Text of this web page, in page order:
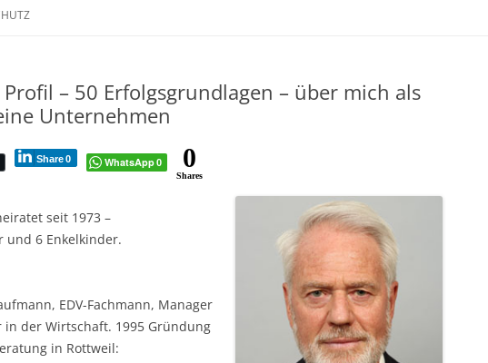
Profil – 50 Erfolgsgrundlagen – über mich als
Unternehmen
Share0 WhatsApp0 0
Shares
seit 1973 –
und 6 Enkelkinder.
EDV-Fachmann, Manager
der Wirtschaft. 1995 Gründung
in Rottweil: